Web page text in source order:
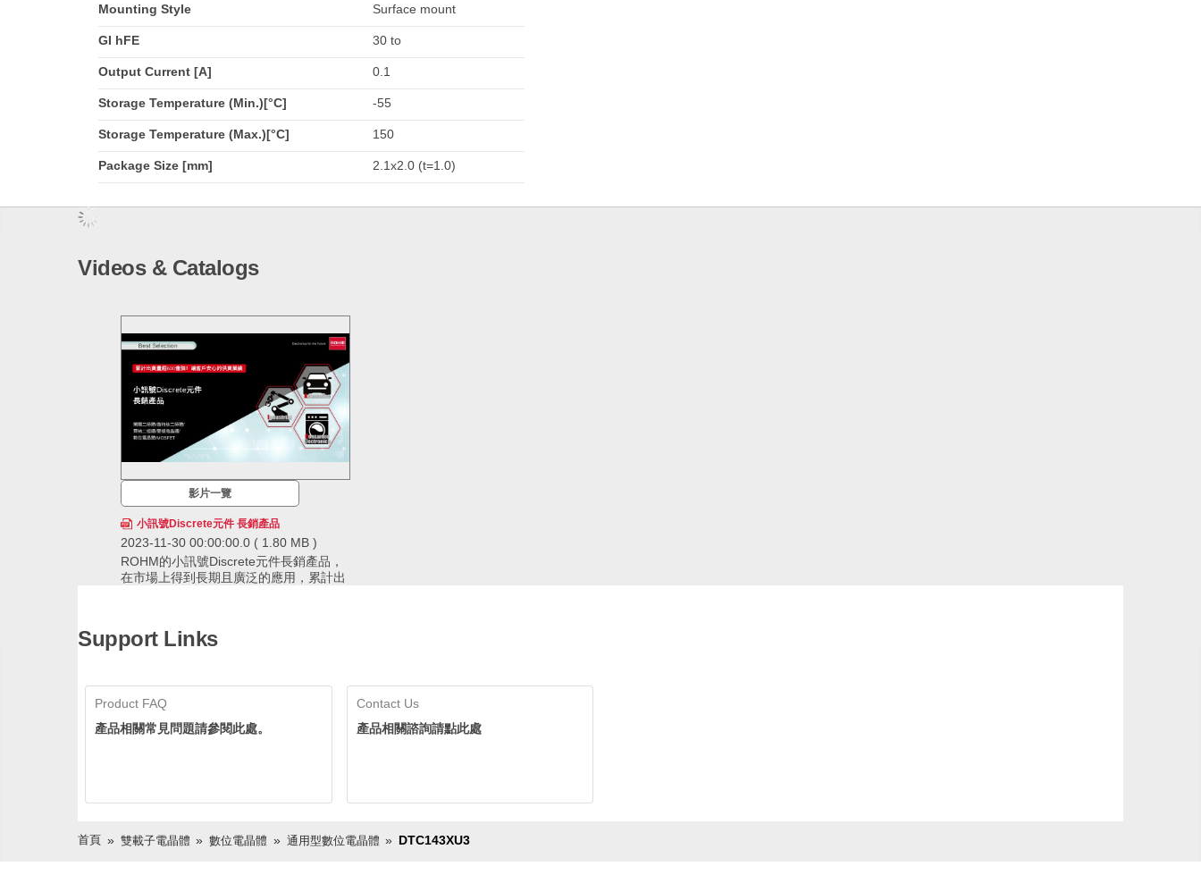
Mounting Style Surface mount
GI hFE 30 to
Output Current [A] 0.1
Storage Temperature (Min.)[°C] -55
Storage Temperature (Max.)[°C] 150
Package Size [mm] 2.1x2.0 (t=1.0)
Videos & Catalogs
影片一覽
小訊號Discrete元件 長銷產品
2023-11-30 00:00:00.0 ( 1.80 MB )
ROHM的小訊號Discrete元件長銷產品，
在市場上得到長期且廣泛的應用，累計出
放心採用。
600億個，擁有領先業界的供貨實績。ROHM透
Support Links
Product FAQ
產品相關常見問題請參閱此處。
Contact Us
產品相關諮詢請點此處
首頁 雙載子電晶體 數位電晶體 通用型數位電晶體 DTC143XU3